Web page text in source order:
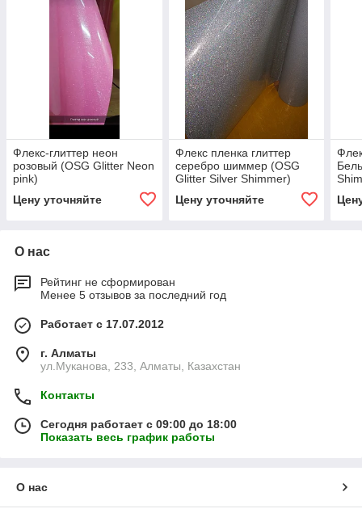
Флекс-глиттер неон
розовый (OSG Glitter Neon
pink)
Цену уточняйте
Флекс пленка глиттер
серебро шиммер (OSG
Glitter Silver Shimmer)
Цену уточняйте
О нас
Рейтинг не сформирован
Менее 5 отзывов за последний год
Работает с 17.07.2012
г. Алматы
ул.Муканова, 233, Алматы, Казахстан
Контакты
Сегодня работает с 09:00 до 18:00
Показать весь график работы
О нас